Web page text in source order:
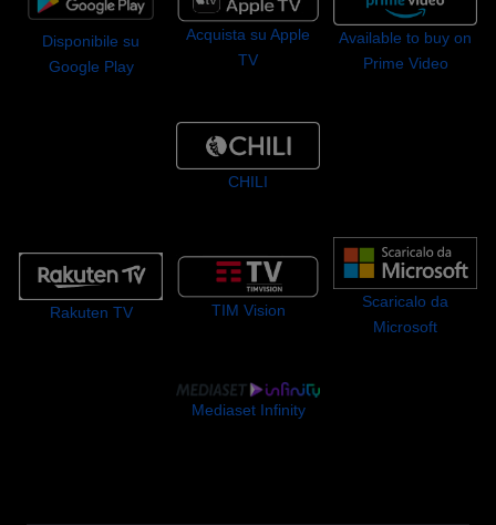
Disponibile su
Google Play
Acquista su Apple
TV
Available to buy on
Prime Video
CHILI
Rakuten TV TIM Vision
Scaricalo da
Microsoft
Mediaset Infinity